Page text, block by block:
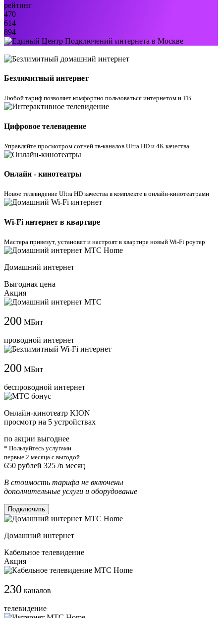
рейтинг
470
614
894
Безлимитный интернет
Любой тариф позволяет комфортно пользоваться интернетом и ТВ
Цифровое телевидение
Управляйте просмотром cотней тв-каналов Ultra HD и 4K качества
Онлайн - кинотеатры
Новое телевидение Ultra HD качества в комплекте в онлайн-кинотеатрами
Wi-Fi интернет в квартире
Мастера привезут, установят и настроят в квартире новый Wi-Fi роутер
Домашний интернет
Выгодная цена
Акция
200 МБит
проводной интернет
200 МБит
беспроводной интернет
Онлайн-кинотеатр KION
просмотр на 5 устройствах
по акции выгоднее
* Пользуйтесь услугами
первые 2 месяца с выгодой
650 рублей 325 /в месяц
В стоимость тарифа не включены
дополнительные услуги и оборудование
Подключить
Домашний интернет
Кабельное телевидение
Акция
230 каналов
телевидение